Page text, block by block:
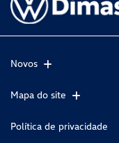
Novos
Mapa do site
Política de privacidade